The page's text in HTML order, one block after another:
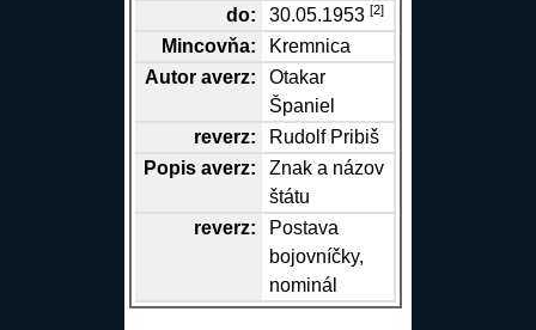
do: 30.05.1953[2]
Mincovňa:
Kremnica
Autor averz:
Otakar
Španiel
reverz:
Rudolf Pribiš
Popis averz:
Znak a názov
štátu
reverz:
Postava
bojovníčky,
nominál